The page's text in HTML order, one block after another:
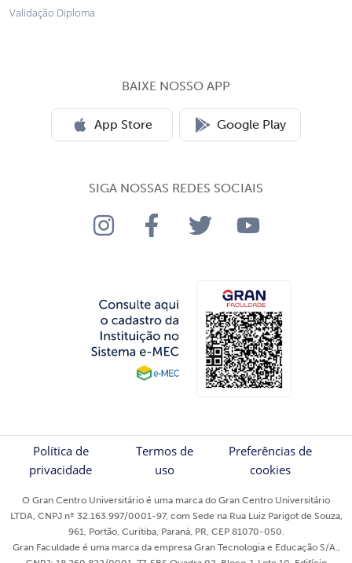
Validação Diploma
BAIXE NOSSO APP
App Store Google Play
SIGA NOSSAS REDES SOCIAIS
Política de
privacidade
Termos de
uso
Preferências de
cookies
O Gran Centro Universitário é uma marca do Gran Centro Universitário
LTDA, CNPJ nº 32.163.997/0001-97, com Sede na Rua Luiz Parigot de Souza,
961, Portão, Curitiba, Paraná, PR, CEP 81070-050.
Gran Faculdade é uma marca da empresa Gran Tecnologia e Educação S/A.,